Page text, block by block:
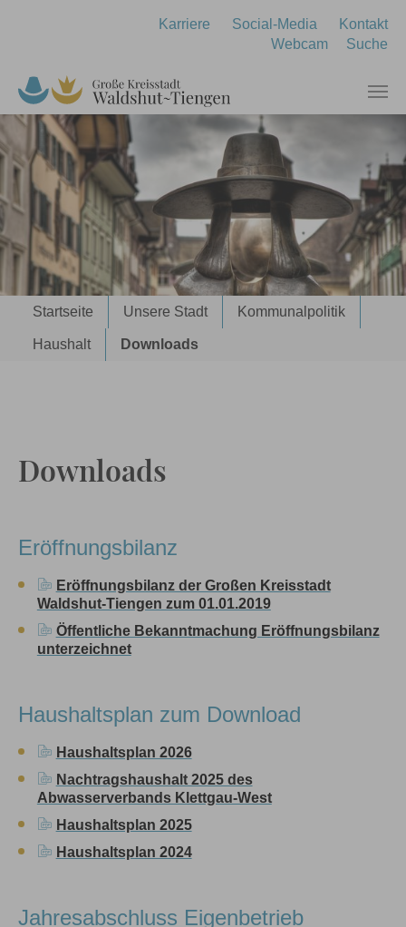
Karriere
Social-Media
Kontakt
Webcam
Suche
Sie sind hier:
Startseite Unsere Stadt Kommunalpolitik
Haushalt Downloads
Downloads
Eröffnungsbilanz
Eröffnungsbilanz der Großen Kreisstadt
Waldshut-Tiengen zum 01.01.2019
Öffentliche Bekanntmachung Eröffnungsbilanz
unterzeichnet
Haushaltsplan zum Download
Haushaltsplan 2026
Nachtragshaushalt 2025 des
Abwasserverbands Klettgau-West
Haushaltsplan 2025
Haushaltsplan 2024
Jahresabschluss Eigenbetrieb